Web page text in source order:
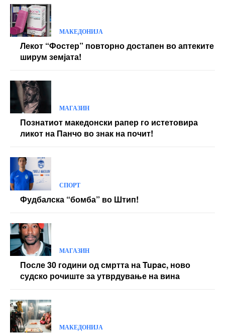
МАКЕДОНИЈА
Лекот “Фостер” повторно достапен во аптеките
ширум земјата!
МАГАЗИН
Познатиот македонски рапер го истетовира
ликот на Панчо во знак на почит!
СПОРТ
Фудбалска “бомба” во Штип!
МАГАЗИН
После 30 години од смртта на Tupac, ново
судско рочиште за утврдување на вина
МАКЕДОНИЈА